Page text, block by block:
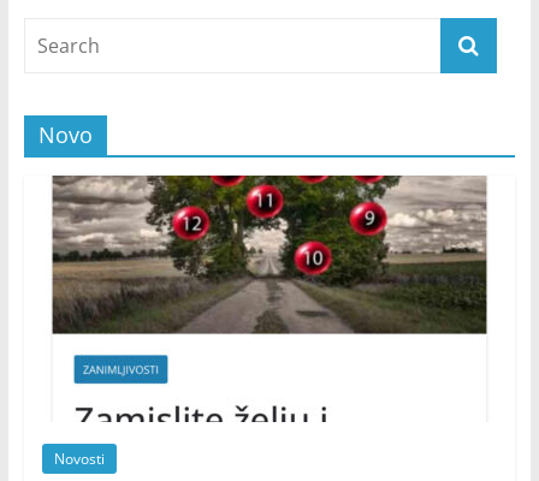
Novo
Novosti